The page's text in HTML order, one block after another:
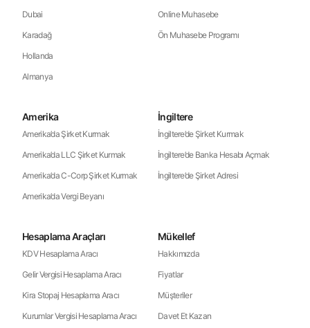
Dubai
Karadağ
Hollanda
Almanya
Online Muhasebe
Ön Muhasebe Programı
Amerika
Amerika’da Şirket Kurmak
Amerika’da LLC Şirket Kurmak
Amerika’da C-Corp Şirket Kurmak
Amerika’da Vergi Beyanı
İngiltere
İngiltere’de Şirket Kurmak
İngiltere’de Banka Hesabı Açmak
İngiltere’de Şirket Adresi
Hesaplama Araçları
KDV Hesaplama Aracı
Gelir Vergisi Hesaplama Aracı
Kira Stopaj Hesaplama Aracı
Kurumlar Vergisi Hesaplama Aracı
Mükellef
Hakkımızda
Fiyatlar
Müşteriler
Davet Et Kazan